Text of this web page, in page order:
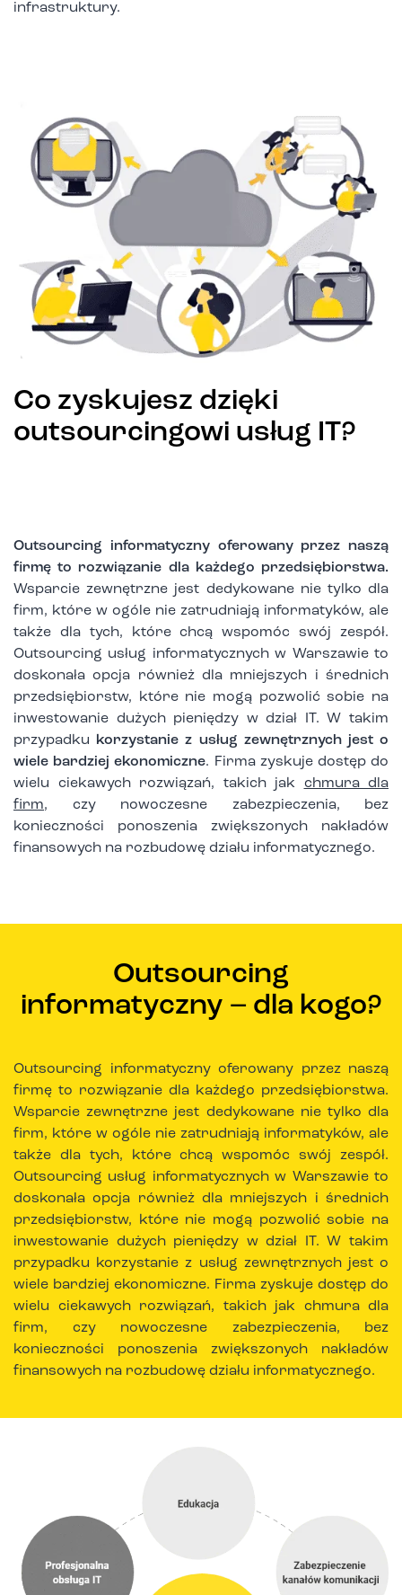
infrastruktury.
Co zyskujesz dzięki
outsourcingowi usług IT?
Outsourcing informatyczny oferowany przez naszą
firmę to rozwiązanie dla każdego przedsiębiorstwa.
Wsparcie zewnętrzne jest dedykowane nie tylko dla
firm, które w ogóle nie zatrudniają informatyków, ale
także dla tych, które chcą wspomóc swój zespół.
Outsourcing usług informatycznych w Warszawie to
doskonała opcja również dla mniejszych i średnich
przedsiębiorstw, które nie mogą pozwolić sobie na
inwestowanie dużych pieniędzy w dział IT. W takim
przypadku korzystanie z usług zewnętrznych jest o
wiele bardziej ekonomiczne. Firma zyskuje dostęp do
wielu ciekawych rozwiązań, takich jak chmura dla
firm, czy nowoczesne zabezpieczenia, bez
konieczności ponoszenia zwiększonych nakładów
finansowych na rozbudowę działu informatycznego.
Outsourcing
informatyczny – dla kogo?
Outsourcing informatyczny oferowany przez naszą
firmę to rozwiązanie dla każdego przedsiębiorstwa.
Wsparcie zewnętrzne jest dedykowane nie tylko dla
firm, które w ogóle nie zatrudniają informatyków, ale
także dla tych, które chcą wspomóc swój zespół.
Outsourcing usług informatycznych w Warszawie to
doskonała opcja również dla mniejszych i średnich
przedsiębiorstw, które nie mogą pozwolić sobie na
inwestowanie dużych pieniędzy w dział IT. W takim
przypadku korzystanie z usług zewnętrznych jest o
wiele bardziej ekonomiczne. Firma zyskuje dostęp do
wielu ciekawych rozwiązań, takich jak chmura dla
firm, czy nowoczesne zabezpieczenia, bez
konieczności ponoszenia zwiększonych nakładów
finansowych na rozbudowę działu informatycznego.